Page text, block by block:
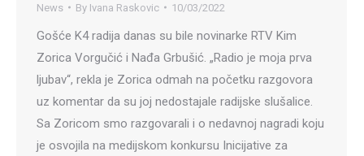
News By Ivana Raskovic 10/03/2022
Gošće K4 radija danas su bile novinarke RTV Kim
Zorica Vorgučić i Nađa Grbušić. „Radio je moja prva
ljubav“, rekla je Zorica odmah na početku razgovora
uz komentar da su joj nedostajale radijske slušalice.
Sa Zoricom smo razgovarali i o nedavnoj nagradi koju
je osvojila na medijskom konkursu Inicijative za